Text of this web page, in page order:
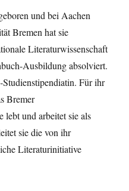
und bei Aachen
Bremen hat sie
Literaturwissenschaft
Ausbildung absolviert.
Für ihr
Bremer
lebt und arbeitet sie als
sie die von ihr
Literaturinitiative